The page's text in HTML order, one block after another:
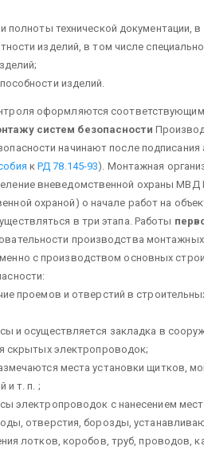
полноты техничес­кой документации,
изделий, в том числе
изде­лий.
оформля­ются соответствующим
систем безопасности
начинают после
кРД 78.145-93). Монтажная
вневедомственной охраны МВД
охраной) о начале работ на
в три этапа. Работы
производства
с производ­ством основных
проемов и отверстий в
и осуществляет­ся закладка в
скрытых электропроводок;
места установки щитков,
и т. п. ;
электропрово­док с нанесением
отверстия, бо­розды,
лотков, коробов, труб, проводов,